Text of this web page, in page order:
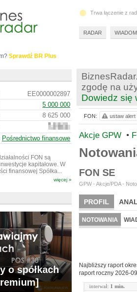
zgodę na
Dowiedz się
Akcje GPW •
FON SE
GPW - Akcje/PDA -
PROFIL
BR LAB
NOTOWANIA
Najbliższy raport
raport roczny 2026-
interwał: 1 min.
FON: ustaw alert
Sprawdź BR Plus
EE0000002897
5 000 000
8 625 000
13
441
996
Pośrednictwo finansowe
FON są
kapitałowe. W
finansowej Spółka...
więcej »
o spółkach
Trwa łączenie z
RADAR